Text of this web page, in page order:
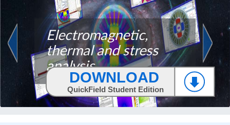
Electromagnetic,
thermal and stress
analysis
Previous
DOWNLOAD
QuickField Student Edition